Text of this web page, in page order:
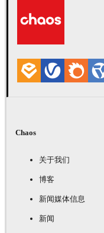
Chaos
关于我们
博客
新闻媒体信息
新闻